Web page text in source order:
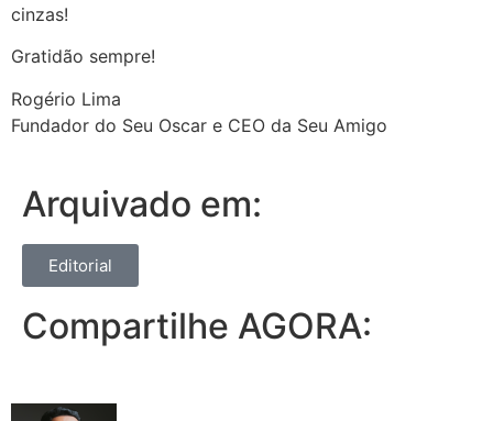
cinzas!
Gratidão sempre!
Rogério Lima
Fundador do Seu Oscar e CEO da Seu Amigo
Arquivado em:
Editorial
Compartilhe AGORA: